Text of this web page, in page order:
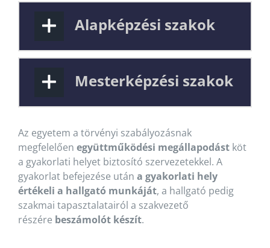
Alapképzési szakok
Mesterképzési szakok
Az egyetem a törvényi szabályozásnak
megfelelően együttműködési megállapodástköt
a gyakorlati helyet biztosító szervezetekkel. A
gyakorlat befejezése után a gyakorlati hely
értékeli a hallgató munkáját, a hallgató pedig
szakmai tapasztalatairól a szakvezető
részére beszámolót készít.